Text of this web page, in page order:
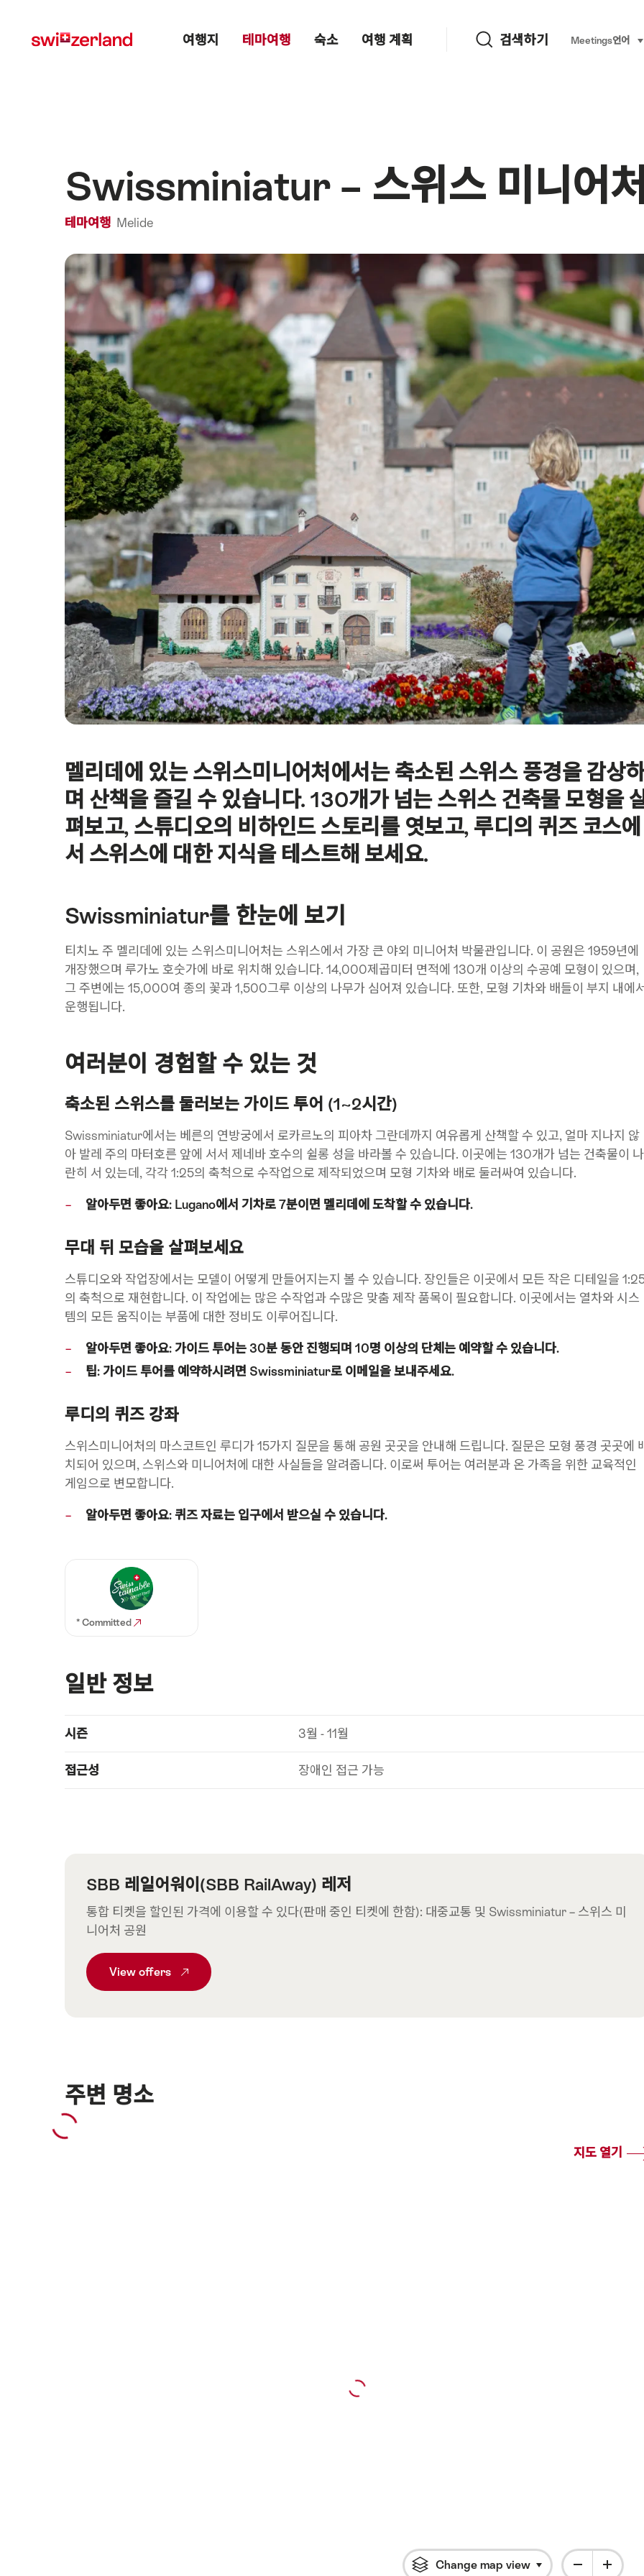
myswitzerland.com
여행지 테마여행 숙소 여행 계획 검색하기 Language,
Meetings언어
Swissminiatur – 스위스 미니어
테마여행 Melide
Intro
멜리데에 있는 스위스미니어처에서는 축소된 스위스 풍경을 감상
며 산책을 즐길 수 있습니다. 130개가 넘는 스위스 건축물 모형을
펴보고, 스튜디오의 비하인드 스토리를 엿보고, 루디의 퀴즈 코스에
서 스위스에 대한 지식을 테스트해 보세요.
Swissminiatur를 한눈에 보기
티치노 주 멜리데에 있는 스위스미니어처는 스위스에서 가장 큰 야외 미니어처 박물관입니다. 이 공원은 1959년에
개장했으며 루가노 호숫가에 바로 위치해 있습니다. 14,000제곱미터 면적에 130개 이상의 수공예 모형이 있으며,
그 주변에는 15,000여 종의 꽃과 1,500그루 이상의 나무가 심어져 있습니다. 또한, 모형 기차와 배들이 부지 내에
운행됩니다.
여러분이 경험할 수 있는 것
축소된 스위스를 둘러보는 가이드 투어 (1~2시간)
Swissminiatur에서는 베른의 연방궁에서 로카르노의 피아차 그란데까지 여유롭게 산책할 수 있고, 얼마 지나지 않
아 발레 주의 마터호른 앞에 서서 제네바 호수의 쉴롱 성을 바라볼 수 있습니다. 이곳에는 130개가 넘는 건축물이 나
란히 서 있는데, 각각 1:25의 축척으로 수작업으로 제작되었으며 모형 기차와 배로 둘러싸여 있습니다.
알아두면 좋아요: Lugano에서 기차로 7분이면 멜리데에 도착할 수 있습니다.
무대 뒤 모습을 살펴보세요
스튜디오와 작업장에서는 모델이 어떻게 만들어지는지 볼 수 있습니다. 장인들은 이곳에서 모든 작은 디테일을
의 축척으로 재현합니다. 이 작업에는 많은 수작업과 수많은 맞춤 제작 품목이 필요합니다. 이곳에서는 열차와 시스
템의 모든 움직이는 부품에 대한 정비도 이루어집니다.
알아두면 좋아요: 가이드 투어는 30분 동안 진행되며 10명 이상의 단체는 예약할 수 있습니다.
팁: 가이드 투어를 예약하시려면 Swissminiatur로 이메일을 보내주세요.
루디의 퀴즈 강좌
스위스미니어처의 마스코트인 루디가 15가지 질문을 통해 공원 곳곳을 안내해 드립니다. 질문은 모형 풍경 곳곳에
치되어 있으며, 스위스와 미니어처에 대한 사실들을 알려줍니다. 이로써 투어는 여러분과 온 가족을 위한 교육적인
게임으로 변모합니다.
알아두면 좋아요: 퀴즈 자료는 입구에서 받으실 수 있습니다.
* Committed
일반 정보
Show
기
술
정
content
시즌 3월 - 11월
접근성 장애인 접근 가능
SBB 레일어워이(SBB RailAway) 레저
통합 티켓을 할인된 가격에 이용할 수 있다(판매 중인 티켓에 한함): 대중교통 및 Swissminiatur – 스위스 미
니어처 공원
View Common.From SBB 레일어워이(SBB RailAway) 레저
offers
주변 명소
지도 열기
Change map view Click to open flyout